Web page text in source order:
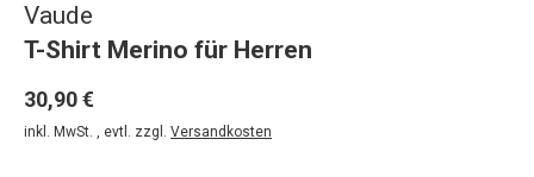
Vaude
T-Shirt Merino für Herren
30,90 €
inkl. MwSt. , evtl. zzgl. Versandkosten